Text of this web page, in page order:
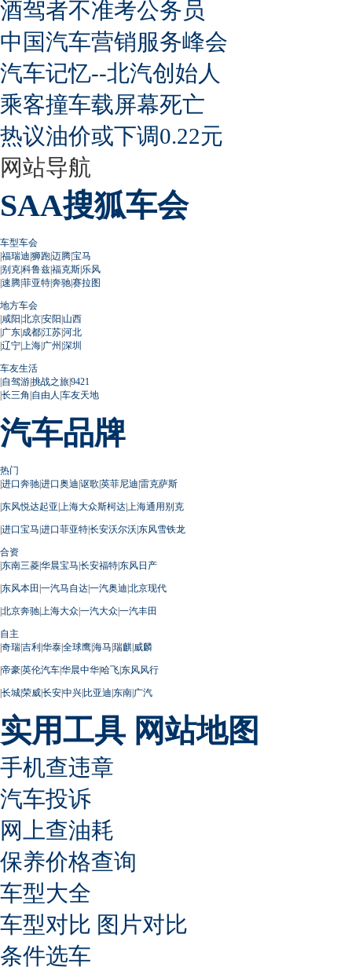
酒驾者不准考公务员
中国汽车营销服务峰会
汽车记忆--北汽创始人
乘客撞车载屏幕死亡
热议油价或下调0.22元
网站导航
SAA搜狐车会
车型车会
|福瑞迪|狮跑|迈腾|宝马
|别克|科鲁兹|福克斯|乐风
|速腾|菲亚特|奔驰|赛拉图
地方车会
|咸阳|北京|安阳|山西
|广东|成都|江苏|河北
|辽宁| 上海|广州 |深圳
车友生活
|自驾游|挑战之旅|9421
|长三角 |自由人 |车友天地
汽车品牌
热门
|进口奔驰|进口奥迪|讴歌|英菲尼迪|雷克萨斯
|东风悦达起亚| 上海大众斯柯达| 上海通用别克
|进口宝马|进口菲亚特|长安沃尔沃|东风雪铁龙
合资
|东南三菱|华晨宝马|长安福特|东风日产
|东风本田 |一汽马自达|一汽奥迪|北京现代
|北京奔驰| 上海大众|一汽大众|一汽丰田
自主
|奇瑞|吉利|华泰|全球鹰|海马|瑞麒|威麟
|帝豪|英伦汽车|华晨中华|哈飞|东风风行
|长城|荣威|长安|中兴|比亚迪|东南|广汽
实用工具 网站地图
手机查违章
汽车投诉
网上查油耗
保养价格查询
车型大全
车型对比 图片对比
条件选车